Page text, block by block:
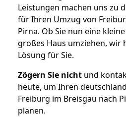
Leistungen machen uns zu
für Ihren Umzug von
Pirna. Ob Sie nun eine
großes Haus umziehen, wir
Lösung für Sie.
Zögern Sie nicht und
heute, um Ihren
Freiburg im Breisgau nach
planen.